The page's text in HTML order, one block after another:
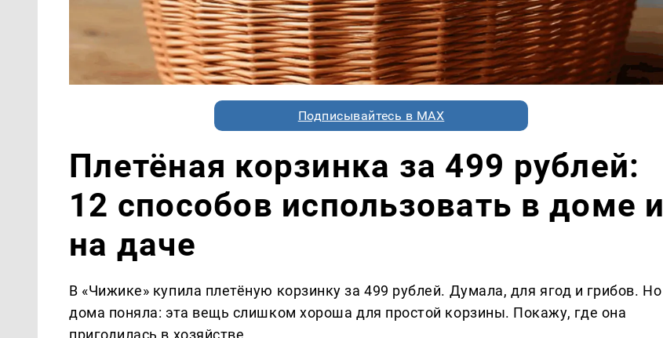
Подписывайтесь в MAX
Плетёная корзинка за 499 рублей:
12 способов использовать в доме и
на даче
В «Чижике» купила плетёную корзинку за 499 рублей. Думала, для ягод и грибов. Но
дома поняла: эта вещь слишком хороша для простой корзины. Покажу, где она
пригодилась в хозяйстве.